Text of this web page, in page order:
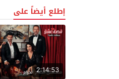
إطلع أيضاً على
2:14:53